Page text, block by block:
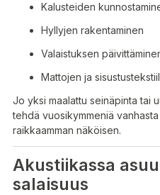
Kalusteiden
Hyllyjen rakentaminen
Valaistuksen
Mattojen ja
Jo yksi maalattu seinäpinta tai
tehdä vuosikymmeniä
raikkaamman näköisen.
Akustiikassa
salaisuus